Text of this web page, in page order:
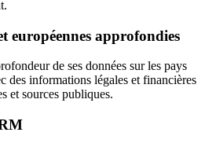
européennes approfondies
de ses données sur les pays
des informations légales et financières
et sources publiques.